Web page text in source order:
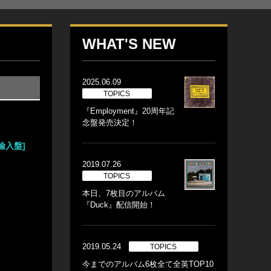
入盤]
WHAT'S NEW
2025.06.09
TOPICS
『Employment』20周年記
念盤発売決定！
2019.07.26
TOPICS
本日、7枚目のアルバム
『Duck』配信開始！
2019.05.24 TOPICS
今までのアルバム6枚全て全英TOP10